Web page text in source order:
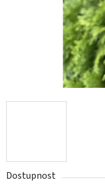
Dostupnost